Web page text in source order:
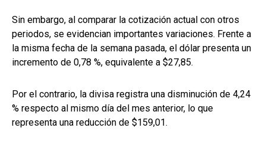
Sin embargo, al comparar la cotización actual con otros
periodos, se evidencian importantes variaciones. Frente a
la misma fecha de la semana pasada, el dólar presenta un
incremento de 0,78 %, equivalente a $27,85.
Por el contrario, la divisa registra una disminución de 4,24
% respecto al mismo día del mes anterior, lo que
representa una reducción de $159,01.